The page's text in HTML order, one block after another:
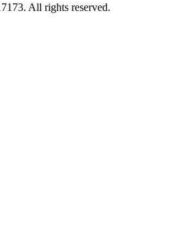
All rights reserved.